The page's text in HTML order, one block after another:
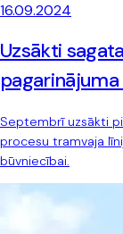
16.09.2024
Uzsākti
Septembrī uzsākti
procesu tramvaja
būvniecībai.